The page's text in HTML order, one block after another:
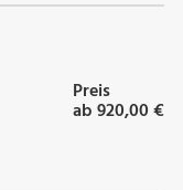
Preis
ab 920,00 €